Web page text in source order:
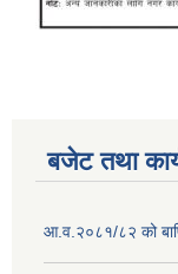
बजेट तथा
आ.व.२०८१/८२ को